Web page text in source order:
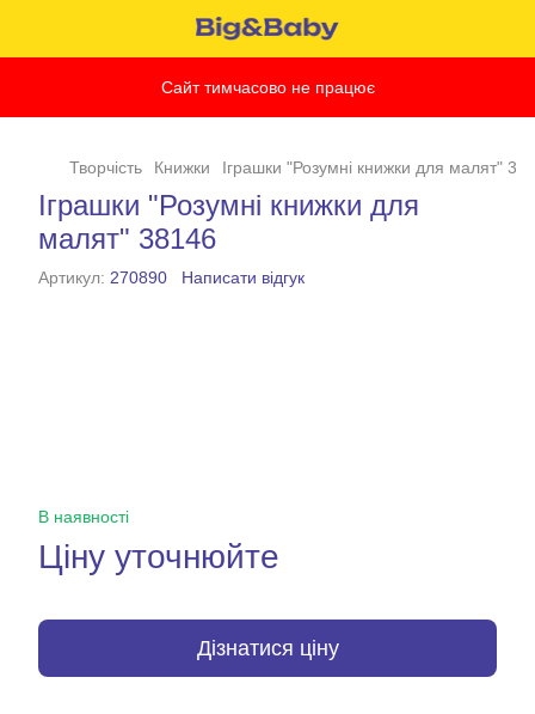
Сайт тимчасово не працює
Творчість Книжки Іграшки "Розумні книжки для малят"
Іграшки "Розумні книжки для
малят" 38146
Артикул: 270890 Написати відгук
В наявності
Ціну уточнюйте
Дізнатися ціну